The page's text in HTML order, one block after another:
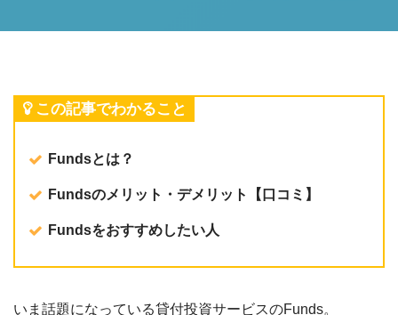
この記事でわかること
Fundsとは？
Fundsのメリット・デメリット【口コミ】
Fundsをおすすめしたい人
いま話題になっている貸付投資サービスのFunds。